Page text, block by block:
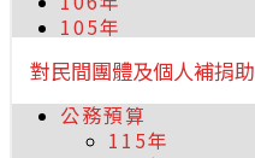
105年
對民間團體及個人補捐助
公務預算
115年